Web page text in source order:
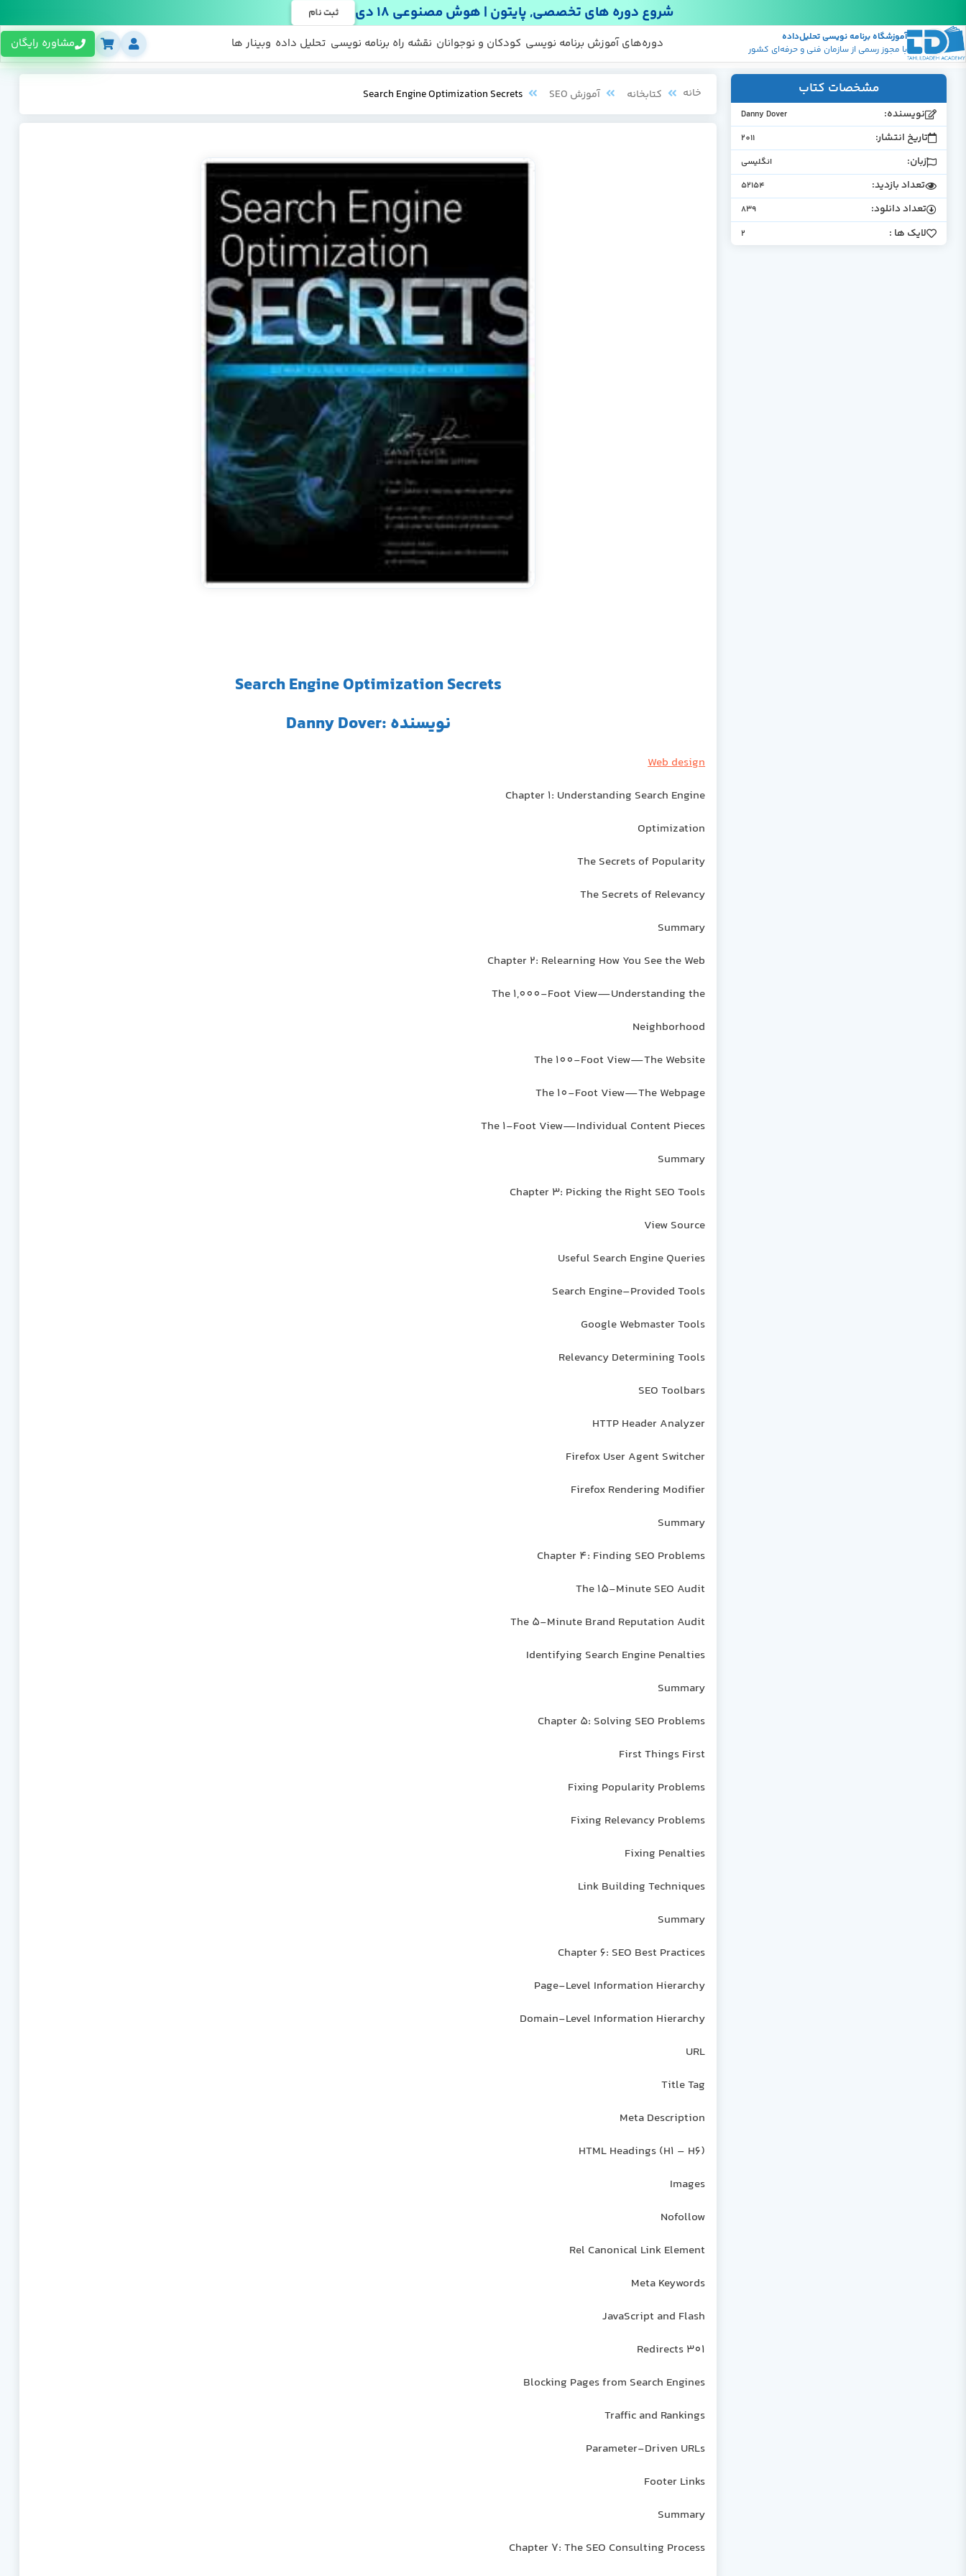
شروع دوره های تخصصی, پایتون | هوش مصنوعی 18 دی ثبت نام
آموزشگاه برنامه نویسی تحلیل‌داده
با مجوز رسمی از سازمان فنی و حرفه‌ای کشور
دوره‌های آموزش برنامه نویسی
پکیج ها
منابع رایگان کودکان و نوجوانان نقشه راه برنامه نویسی تحلیل داده وبینار ها مشاوره رایگان
مشخصات کتاب
نویسنده: Danny Dover
تاریخ انتشار: 2011
زبان: انگلیسی
تعداد بازدید: 52154
تعداد دانلود: 839
لایک ها : 2
خانه کتابخانه آموزش SEO Search Engine Optimization Secrets
Search Engine Optimization Secrets
نویسنده :Danny Dover
Web design
Chapter 1: Understanding Search Engine
Optimization
The Secrets of Popularity
The Secrets of Relevancy
Summary
Chapter 2: Relearning How You See the Web
The 1,000-Foot View—Understanding the
Neighborhood
The 100-Foot View—The Website
The 10-Foot View—The Webpage
The 1-Foot View—Individual Content Pieces
Summary
Chapter 3: Picking the Right SEO Tools
View Source
Useful Search Engine Queries
Search Engine–Provided Tools
Google Webmaster Tools
Relevancy Determining Tools
SEO Toolbars
HTTP Header Analyzer
Firefox User Agent Switcher
Firefox Rendering Modifier
Summary
Chapter 4: Finding SEO Problems
The 15-Minute SEO Audit
The 5-Minute Brand Reputation Audit
Identifying Search Engine Penalties
Summary
Chapter 5: Solving SEO Problems
First Things First
Fixing Popularity Problems
Fixing Relevancy Problems
Fixing Penalties
Link Building Techniques
Summary
Chapter 6: SEO Best Practices
Page-Level Information Hierarchy
Domain-Level Information Hierarchy
URL
Title Tag
Meta Description
HTML Headings (H1 – H6)
Images
Nofollow
Rel Canonical Link Element
Meta Keywords
JavaScript and Flash
301 Redirects
Blocking Pages from Search Engines
Traffic and Rankings
Parameter-Driven URLs
Footer Links
Summary
Chapter 7: The SEO Consulting Process